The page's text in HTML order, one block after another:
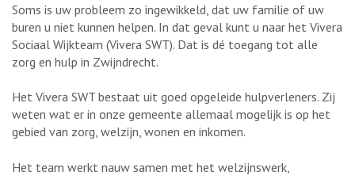
Soms is uw probleem zo ingewikkeld, dat uw familie of uw
buren u niet kunnen helpen. In dat geval kunt u naar het Vivera
Sociaal Wijkteam (Vivera SWT). Dat is dé toegang tot alle
zorg en hulp in Zwijndrecht.
Het Vivera SWT bestaat uit goed opgeleide hulpverleners. Zij
weten wat er in onze gemeente allemaal mogelijk is op het
gebied van zorg, welzijn, wonen en inkomen.
Het team werkt nauw samen met het welzijnswerk,